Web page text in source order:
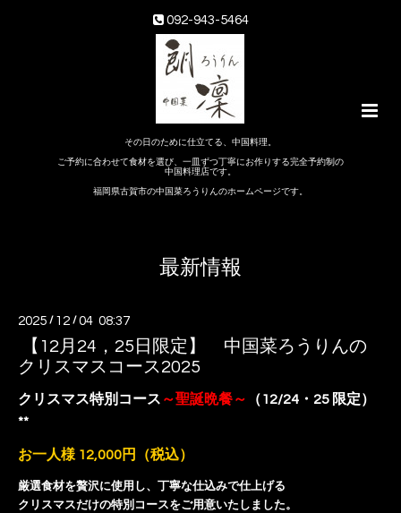
092-943-5464
その日のために仕立てる、中国料理。
ご予約に合わせて食材を選び、一皿ずつ丁寧にお作りする完全予約制の
中国料理店です。
福岡県古賀市の中国菜ろうりんのホームページです。
最新情報
2025 / 12 /04 08:37
【12月24，25日限定】 中国菜ろうりんの
クリスマスコース2025
クリスマス特別コース ～聖誕晩餐～
（12/24・25 限定）
**
お一人様 12,000円（税込）
厳選食材を贅沢に使用し、丁寧な仕込みで仕上げる
クリスマスだけの特別コースをご用意いたしました。